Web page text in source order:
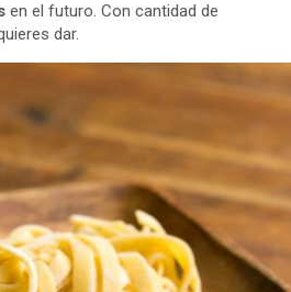
en el futuro. Con cantidad de
dar.